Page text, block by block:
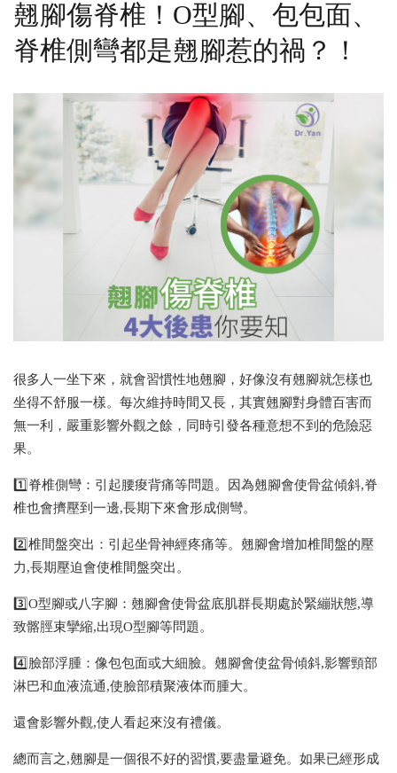
翹腳傷脊椎！O型腳、包包面、
脊椎側彎都是翹腳惹的禍？！
很多人一坐下來，就會習慣性地翹腳，好像沒有翹腳就怎樣也
坐得不舒服一樣。每次維持時間又長，其實翹腳對身體百害而
無一利，嚴重影響外觀之餘，同時引發各種意想不到的危險惡
果。
1️⃣脊椎側彎：引起腰痠背痛等問題。因為翹腳會使骨盆傾斜,脊
椎也會擠壓到一邊,長期下來會形成側彎。
2️⃣椎間盤突出：引起坐骨神經疼痛等。翹腳會增加椎間盤的壓
力,長期壓迫會使椎間盤突出。
3️⃣O型腳或八字腳：翹腳會使骨盆底肌群長期處於緊繃狀態,導
致髂脛束攣縮,出現O型腳等問題。
4️⃣臉部浮腫：像包包面或大細臉。翹腳會使盆骨傾斜,影響頸部
淋巴和血液流通,使臉部積聚液体而腫大。
還會影響外觀,使人看起來沒有禮儀。
總而言之,翹腳是一個很不好的習慣,要盡量避免。如果已經形成